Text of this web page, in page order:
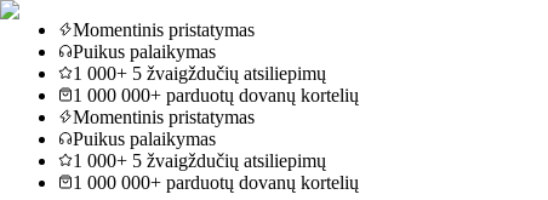
Momentinis pristatymas
Puikus palaikymas
1 000+ 5 žvaigždučių atsiliepimų
1 000 000+ parduotų dovanų kortelių
Momentinis pristatymas
Puikus palaikymas
1 000+ 5 žvaigždučių atsiliepimų
1 000 000+ parduotų dovanų kortelių